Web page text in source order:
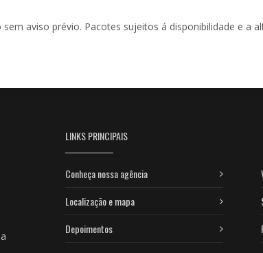
aviso prévio. Pacotes sujeitos á disponibilidade e a
LINKS PRINCIPAIS
Conheça nossa agência
Localização e mapa
Depoimentos